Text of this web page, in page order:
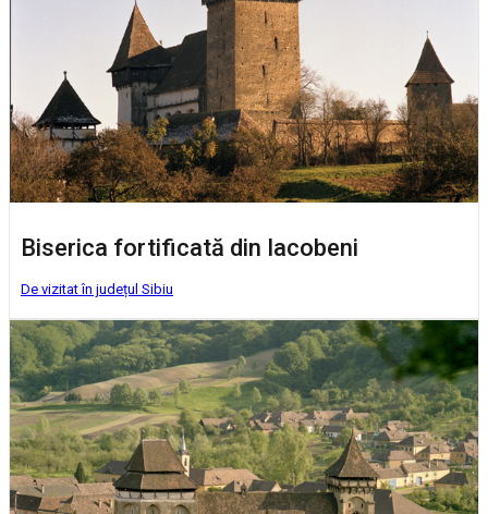
Biserica fortificată din Iacobeni
De vizitat în județul Sibiu